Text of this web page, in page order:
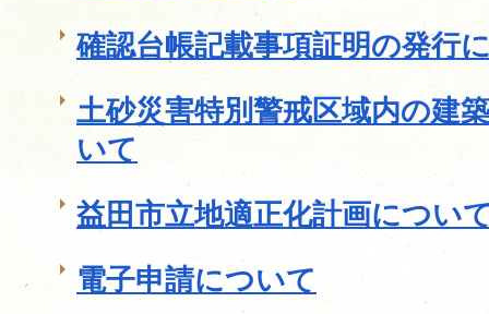
確認台帳記載事項証明の発行
土砂災害特別警戒区域内の建
いて
益田市立地適正化計画につい
電子申請について